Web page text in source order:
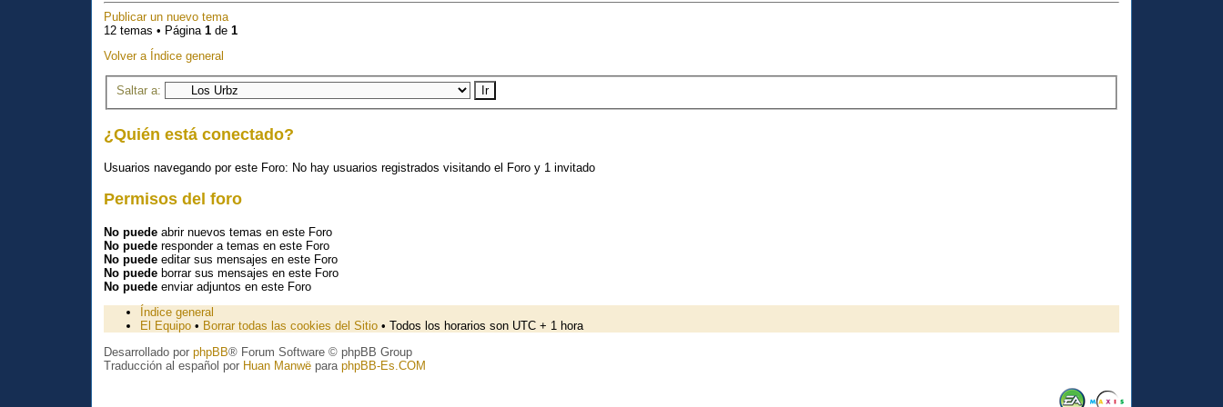
Publicar un nuevo tema
12 temas • Página1 de1
Volver a Índice general
Saltar a:
¿Quién está conectado?
Usuarios navegando por este Foro: No hay usuarios registrados visitando el Foro y 1 invitado
Permisos del foro
No puede abrir nuevos temas en este Foro
No puede responder a temas en este Foro
No puede editar sus mensajes en este Foro
No puede borrar sus mensajes en este Foro
No puede enviar adjuntos en este Foro
Índice general
El Equipo • Borrar todas las cookies del Sitio • Todos los horarios son UTC + 1 hora
Desarrollado porphpBB® Forum Software © phpBB Group
Traducción al español por Huan Manwë paraphpBB-Es.COM